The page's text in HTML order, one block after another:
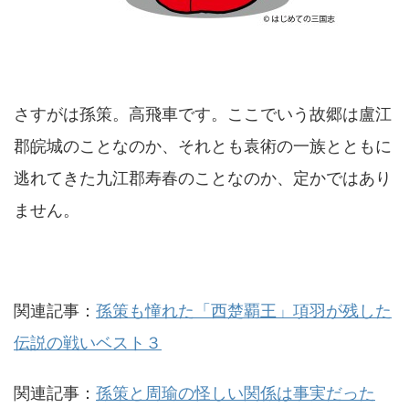
さすがは孫策。高飛車です。ここでいう故郷は盧江
郡皖城のことなのか、それとも袁術の一族とともに
逃れてきた九江郡寿春のことなのか、定かではあり
ません。
関連記事： 孫策も憧れた「西楚覇王」項羽が残した
伝説の戦いベスト３
関連記事： 孫策と周瑜の怪しい関係は事実だった